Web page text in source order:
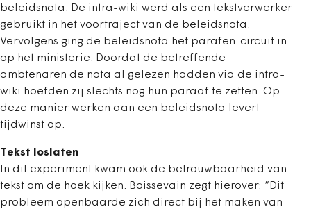
beleidsnota. De intra-wiki werd als een tekstverwerker
gebruikt in het voortraject van de beleidsnota.
Vervolgens ging de beleidsnota het parafen-circuit in
op het ministerie. Doordat de betreffende
ambtenaren de nota al gelezen hadden via de intra-
wiki hoefden zij slechts nog hun paraaf te zetten. Op
deze manier werken aan een beleidsnota levert
tijdwinst op.
Tekst loslaten
In dit experiment kwam ook de betrouwbaarheid van
tekst om de hoek kijken. Boissevain zegt hierover: “Dit
probleem openbaarde zich direct bij het maken van